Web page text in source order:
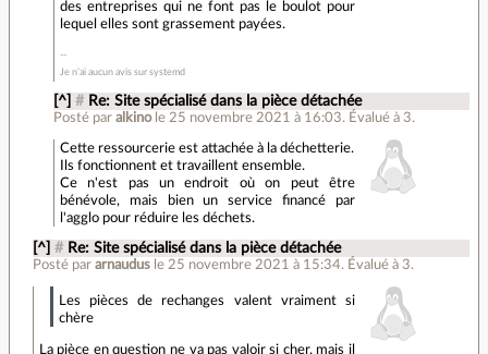
des entreprises qui ne font pas le boulot pour
lequel elles sont grassement payées.
Je n’ai aucun avis sur systemd
[^] # Re: Site spécialisé dans la pièce détachée
Posté par alkino le 25 novembre 2021 à 16:03. Évalué à 3.
Cette ressourcerie est attachée à la déchetterie.
Ils fonctionnent et travaillent ensemble.
Ce n'est pas un endroit où on peut être
bénévole, mais bien un service financé par
l'agglo pour réduire les déchets.
[^] # Re: Site spécialisé dans la pièce détachée
Posté par arnaudus le 25 novembre 2021 à 15:34. Évalué à 3.
Les pièces de rechanges valent vraiment si
chère
La pièce en question ne va pas valoir si cher, mais il